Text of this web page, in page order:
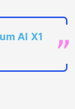
AI X1